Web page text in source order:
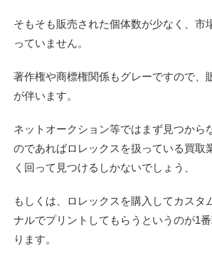
そもそも販売された個体数が少なく、市
っていません。
著作権や商標権関係もグレーですので、
が伴います。
ネットオークション等ではまず見つから
のであればロレックスを扱っている買取
く回って見つけるしかないでしょう、
もしくは、ロレックスを購入してカスタ
ナルでプリントしてもらうというのが1
ります。